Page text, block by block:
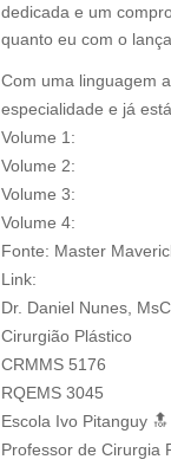
dedicada e um
quanto eu com o
Com uma linguagem
especialidade e já
Volume 1:
Volume 2:
Volume 3:
Volume 4:
Fonte: Master
Link:
Dr. Daniel Nunes,
Cirurgião Plástico
CRMMS 5176
RQEMS 3045
Escola Ivo Pitanguy 🔝
Professor de Cirurgia